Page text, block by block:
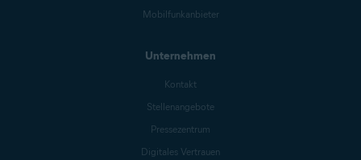
Mobilfunkanbieter
Unternehmen
Kontakt
Stellenangebote
Pressezentrum
Digitales Vertrauen